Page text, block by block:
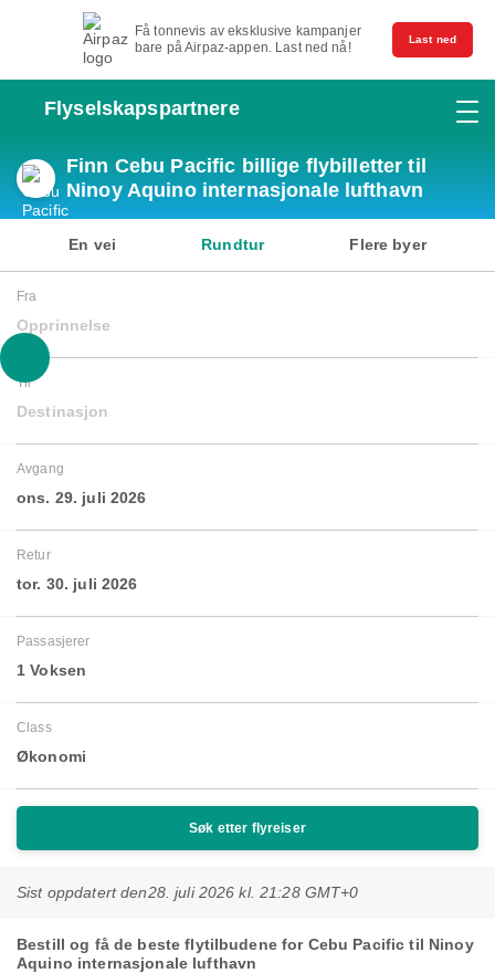
Få tonnevis av eksklusive kampanjer
bare på Airpaz-appen. Last ned nå!
Last ned
Flyselskapspartnere
Finn Cebu Pacific billige flybilletter til
Ninoy Aquino internasjonale lufthavn
En vei Rundtur Flere byer
Fra
Opprinnelse
Til
Destinasjon
Avgang
ons. 29. juli 2026
Retur
tor. 30. juli 2026
Passasjerer
1 Voksen
Class
Økonomi
Søk etter flyreiser
Sist oppdatert den28. juli 2026 kl. 21:28 GMT+0
Bestill og få de beste flytilbudene for Cebu Pacific til Ninoy
Aquino internasjonale lufthavn